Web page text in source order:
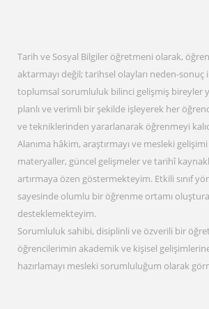
Tarih ve Sosyal Bilgiler öğretmeni olarak,
aktarmayı değil; tarihsel olayları neden-
toplumsal sorumluluk bilinci gelişmiş bireyler
planlı ve verimli bir şekilde işleyerek her
ve tekniklerinden yararlanarak öğrenmeyi
Alanıma hâkim, araştırmayı ve mesleki
materyaller, güncel gelişmeler ve tarihî
artırmaya özen göstermekteyim. Etkili sınıf
sayesinde olumlu bir öğrenme ortamı
desteklemekteyim.
Sorumluluk sahibi, disiplinli ve özverili bir
öğrencilerimin akademik ve kişisel
hazırlamayı mesleki sorumluluğum olarak